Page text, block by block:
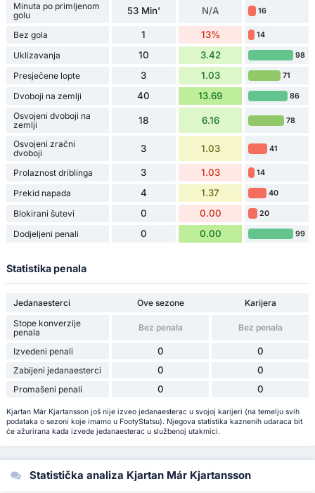
Minuta po primljenom
golu
53 Min' N/A 16
Bez gola 1 13% 14
Uklizavanja 10 3.42 98
Presječene lopte 3 1.03 71
Dvoboji na zemlji 40 13.69 86
Osvojeni dvoboji na
zemlji
18 6.16 78
Osvojeni zračni
dvoboji
3 1.03 41
Prolaznost driblinga 3 1.03 14
Prekid napada 4 1.37 40
Blokirani šutevi 0 0.00 20
Dodjeljeni penali 0 0.00 99
Statistika penala
Jedanaesterci Ove sezone
Karijera
Stope konverzije
penala
Bez penala Bez penala
Izvedeni penali 0 0
Zabijeni jedanaesterci 0 0
Promašeni penali 0 0
Kjartan Már Kjartansson još nije izveo jedanaesterac u svojoj karijeri (na temelju svih
podataka o sezoni koje imamo u FootyStatsu). Njegova statistika kaznenih udaraca bit
će ažurirana kada izvede jedanaesterac u službenoj utakmici.
Statistička analiza Kjartan Már Kjartansson